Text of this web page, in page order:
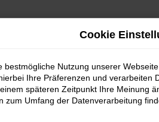
Cookie
bestmögliche Nutzung unserer
Ihre Präferenzen und verarbeiten
späteren Zeitpunkt Ihre Meinung
zum Umfang der Datenverarbeitung